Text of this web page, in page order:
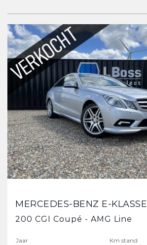
MERCEDES-BENZ E-KLASSE
200 CGI Coupé - AMG Line
Jaar
Km stand